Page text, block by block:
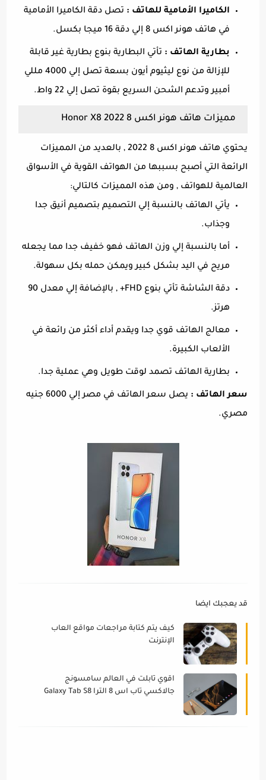
الكاميرا الأمامية للهاتف : تصل دقة الكاميرا الأمامية
في هاتف هونر اكس 8 إلي دقة 16 ميجا بكسل.
بطارية الهاتف : تأتي البطارية بنوع بطارية غير قابلة
للإزالة من نوع ليثيوم أيون بسعة تصل إلي 4000 مللي
أمبير وتدعم الشحن السريع بقوة تصل إلي 22 واط.
مميزات هاتف هونر اكس 8 Honor X8 2022
يحتوي هاتف هونر اكس 8 2022 , بالعديد من المميزات
الرائعة التي أصبح بسببها من الهواتف القوية في الأسواق
العالمية للهواتف , ومن هذه المميزات كالتالي:
يأتي الهاتف بالنسبة إلي التصميم بتصميم أنيق جدا
وجذاب.
أما بالنسبة إلي وزن الهاتف فهو خفيف جدا مما يجعله
مريح في اليد بشكل كبير ويمكن حمله بكل سهولة.
دقة الشاشة تأتي بنوع FHD+ , بالإضافة إلي معدل 90
هرتز.
معالج الهاتف قوي جدا ويقدم أداء أكثر من رائعة في
الألعاب الكبيرة.
بطارية الهاتف تصمد لوقت طويل وهي عملية جدا.
سعر الهاتف :
يصل سعر الهاتف في مصر إلي 6000 جنيه
مصري.
قد يعجبك ايضا
كيف يتم كتابة مراجعات مواقع العاب
الإنترنت
اقوي تابلت في العالم سامسونج
جالاكسي تاب اس 8 الترا Galaxy Tab S8